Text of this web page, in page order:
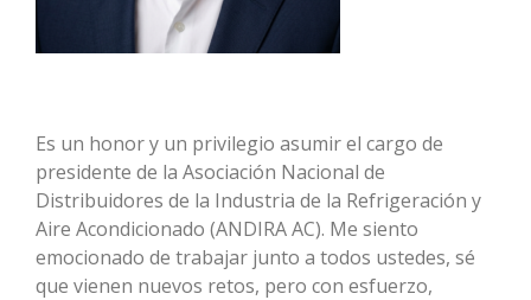
Es un honor y un privilegio asumir el cargo de
presidente de la Asociación Nacional de
Distribuidores de la Industria de la Refrigeración y
Aire Acondicionado (ANDIRA AC). Me siento
emocionado de trabajar junto a todos ustedes, sé
que vienen nuevos retos, pero con esfuerzo,